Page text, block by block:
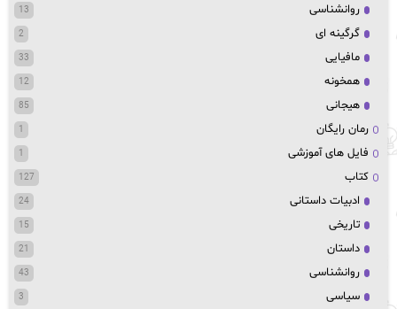
روانشناسی 13
گرگینه ای 2
مافیایی 33
همخونه 12
هیجانی 85
رمان رایگان 1
فایل های آموزشی 1
کتاب 127
ادبیات داستانی 24
تاریخی 15
داستان 21
روانشناسی 43
سیاسی 3